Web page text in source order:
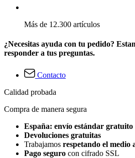
Más de 12.300 artículos
¿Necesitas ayuda con tu pedido?
responder a tus preguntas.
Contacto
Calidad probada
Compra de manera segura
España: envío estándar gratuito
Devoluciones gratuitas
Trabajamos respetando el medio
Pago seguro con cifrado SSL